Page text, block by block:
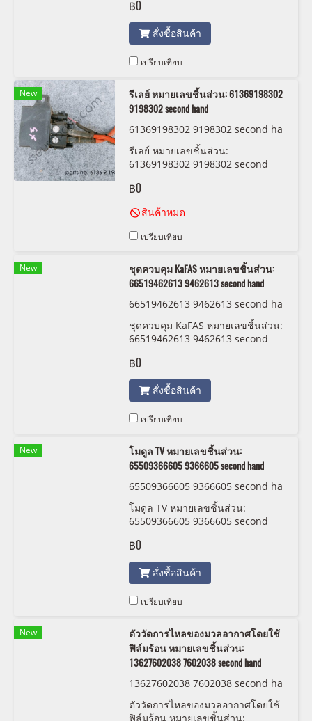
฿0
สั่งซื้อสินค้า
เปรียบเทียบ
New
รีเลย์ หมายเลขชิ้นส่วน: 61369198302
9198302 second hand
61369198302 9198302 second ha
รีเลย์ หมายเลขชิ้นส่วน:
61369198302 9198302 second
฿0
สินค้าหมด
เปรียบเทียบ
New
ชุดควบคุม KaFAS หมายเลขชิ้นส่วน:
66519462613 9462613 second hand
66519462613 9462613 second ha
ชุดควบคุม KaFAS หมายเลขชิ้นส่วน:
66519462613 9462613 second
฿0
สั่งซื้อสินค้า
เปรียบเทียบ
New
โมดูล TV หมายเลขชิ้นส่วน:
65509366605 9366605 second hand
65509366605 9366605 second ha
โมดูล TV หมายเลขชิ้นส่วน:
65509366605 9366605 second
฿0
สั่งซื้อสินค้า
เปรียบเทียบ
New
ตัววัดการไหลของมวลอากาศโดยใช้
ฟิล์มร้อน หมายเลขชิ้นส่วน:
13627602038 7602038 second hand
13627602038 7602038 second ha
ตัววัดการไหลของมวลอากาศโดยใช้
ฟิล์มร้อน หมายเลขชิ้นส่วน: